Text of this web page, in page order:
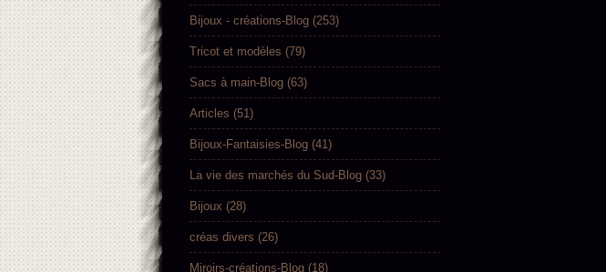
Bijoux - créations-Blog (253)
Tricot et modèles (79)
Sacs à main-Blog (63)
Articles (51)
Bijoux-Fantaisies-Blog (41)
La vie des marchés du Sud-Blog (33)
Bijoux (28)
créas divers (26)
Miroirs-créations-Blog (18)